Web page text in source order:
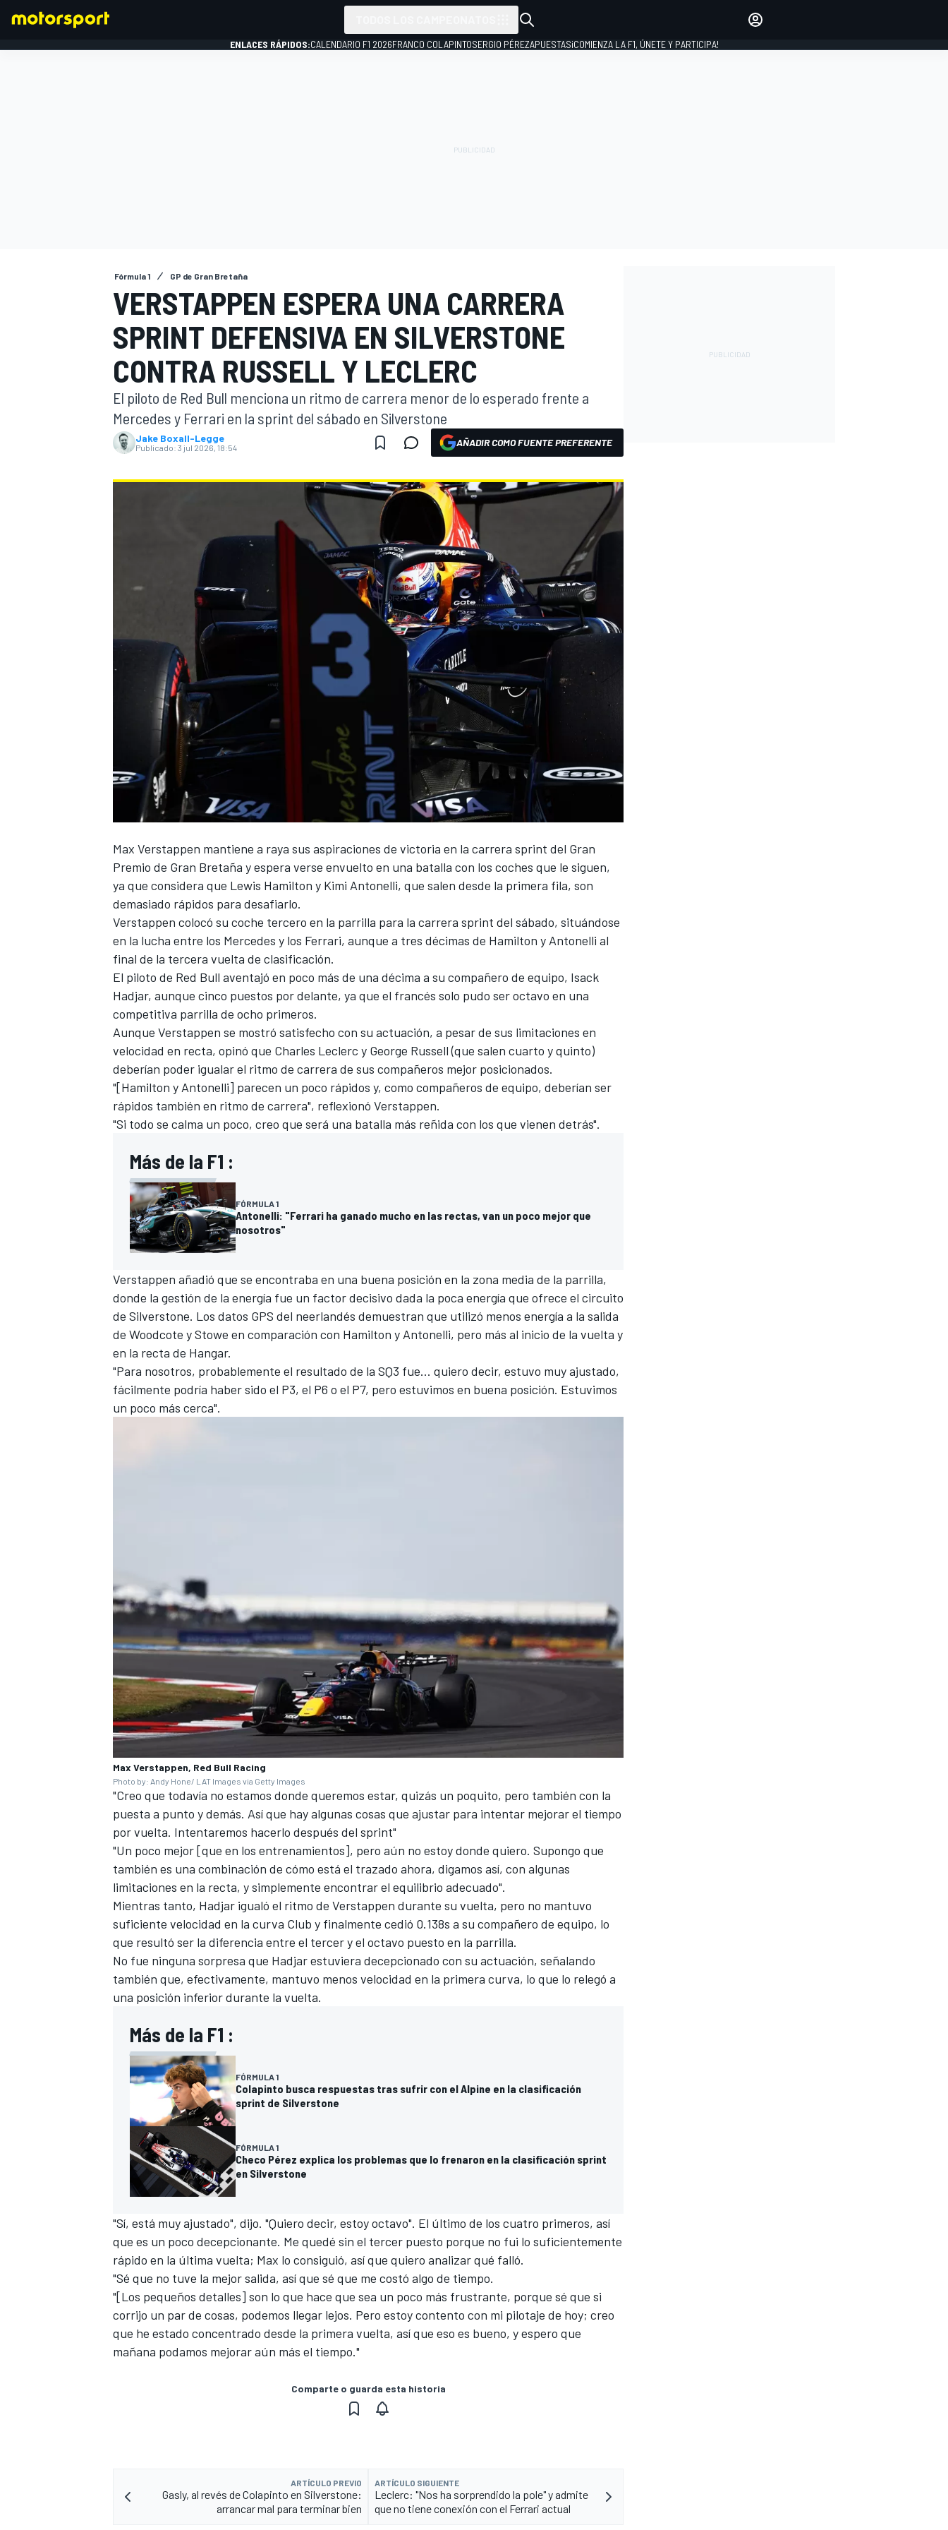
INDYCAR
NASCAR CUP
FÓRMULA E
WRC
MÁS CATEGORÍAS
INICIAR SESIÓN
ENLACES RÁPIDOS:CALENDARIO F1 2026FRANCO COLAPINTOSERGIO PÉREZAPUESTAS¡COMIENZA LA F1, ÚNETE Y PARTICIPA!
Fórmula 1 GP de Gran Bretaña
VERSTAPPEN ESPERA UNA CARRERA
SPRINT DEFENSIVA EN SILVERSTONE
CONTRA RUSSELL Y LECLERC
El piloto de Red Bull menciona un ritmo de carrera menor de lo esperado frente a
Mercedes y Ferrari en la sprint del sábado en Silverstone
Jake Boxall-Legge
Publicado: 3 jul 2026, 18:54 AÑADIR COMO FUENTE PREFERENTE
Max Verstappen mantiene a raya sus aspiraciones de victoria en la carrera sprint del Gran
Premio de Gran Bretaña y espera verse envuelto en una batalla con los coches que le siguen,
ya que considera que Lewis Hamilton y Kimi Antonelli, que salen desde la primera fila, son
demasiado rápidos para desafiarlo.
Verstappen colocó su coche tercero en la parrilla para la carrera sprint del sábado, situándose
en la lucha entre los Mercedes y los Ferrari, aunque a tres décimas de Hamilton y Antonelli al
final de la tercera vuelta de clasificación.
El piloto de Red Bull aventajó en poco más de una décima a su compañero de equipo, Isack
Hadjar, aunque cinco puestos por delante, ya que el francés solo pudo ser octavo en una
competitiva parrilla de ocho primeros.
Aunque Verstappen se mostró satisfecho con su actuación, a pesar de sus limitaciones en
velocidad en recta, opinó que Charles Leclerc y George Russell(que salen cuarto y quinto)
deberían poder igualar el ritmo de carrera de sus compañeros mejor posicionados.
"[Hamilton y Antonelli] parecen un poco rápidos y, como compañeros de equipo, deberían ser
rápidos también en ritmo de carrera", reflexionó Verstappen.
"Si todo se calma un poco, creo que será una batalla más reñida con los que vienen detrás".
Más de la F1 :
FÓRMULA 1
Antonelli: "Ferrari ha ganado mucho en las rectas, van un poco mejor que
nosotros"
Verstappen añadió que se encontraba en una buena posición en la zona media de la parrilla,
donde la gestión de la energía fue un factor decisivo dada la poca energía que ofrece el circuito
de Silverstone. Los datos GPS del neerlandés demuestran que utilizó menos energía a la salida
de Woodcote y Stowe en comparación con Hamilton y Antonelli, pero más al inicio de la vuelta y
en la recta de Hangar.
"Para nosotros, probablemente el resultado de la SQ3 fue... quiero decir, estuvo muy ajustado,
fácilmente podría haber sido el P3, el P6 o el P7, pero estuvimos en buena posición. Estuvimos
un poco más cerca".
Max Verstappen, Red Bull Racing
Photo by: Andy Hone/ LAT Images via Getty Images
"Creo que todavía no estamos donde queremos estar, quizás un poquito, pero también con la
puesta a punto y demás. Así que hay algunas cosas que ajustar para intentar mejorar el tiempo
por vuelta. Intentaremos hacerlo después del sprint"
"Un poco mejor [que en los entrenamientos], pero aún no estoy donde quiero. Supongo que
también es una combinación de cómo está el trazado ahora, digamos así, con algunas
limitaciones en la recta, y simplemente encontrar el equilibrio adecuado".
Mientras tanto, Hadjar igualó el ritmo de Verstappen durante su vuelta, pero no mantuvo
suficiente velocidad en la curva Club y finalmente cedió 0.138s a su compañero de equipo, lo
que resultó ser la diferencia entre el tercer y el octavo puesto en la parrilla.
No fue ninguna sorpresa que Hadjar estuviera decepcionado con su actuación, señalando
también que, efectivamente, mantuvo menos velocidad en la primera curva, lo que lo relegó a
una posición inferior durante la vuelta.
Más de la F1 :
FÓRMULA 1
Colapinto busca respuestas tras sufrir con el Alpine en la clasificación
sprint de Silverstone
FÓRMULA 1
Checo Pérez explica los problemas que lo frenaron en la clasificación sprint
en Silverstone
"Sí, está muy ajustado", dijo. "Quiero decir, estoy octavo". El último de los cuatro primeros, así
que es un poco decepcionante. Me quedé sin el tercer puesto porque no fui lo suficientemente
rápido en la última vuelta; Max lo consiguió, así que quiero analizar qué falló.
"Sé que no tuve la mejor salida, así que sé que me costó algo de tiempo.
"[Los pequeños detalles] son ​​lo que hace que sea un poco más frustrante, porque sé que si
corrijo un par de cosas, podemos llegar lejos. Pero estoy contento con mi pilotaje de hoy; creo
que he estado concentrado desde la primera vuelta, así que eso es bueno, y espero que
mañana podamos mejorar aún más el tiempo."
Comparte o guarda esta historia
ARTÍCULO PREVIO
Gasly, al revés de Colapinto en Silverstone:
arrancar mal para terminar bien
ARTÍCULO SIGUIENTE
Leclerc: "Nos ha sorprendido la pole" y admite
que no tiene conexión con el Ferrari actual